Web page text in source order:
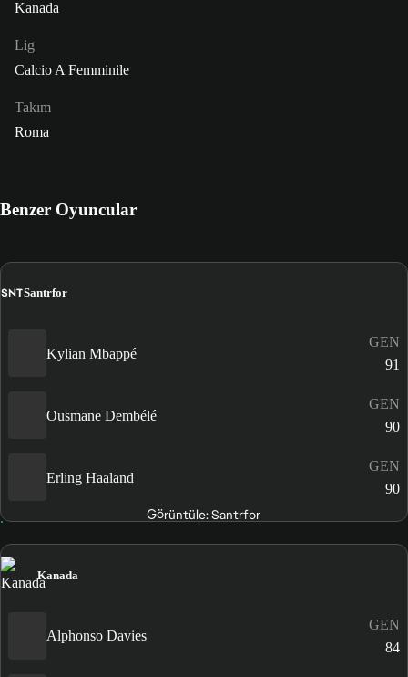
Kanada
Lig
Calcio A Femminile
Takım
Roma
Benzer Oyuncular
SNTSantrfor
Kylian Mbappé
GEN
91
Ousmane Dembélé
GEN
90
Erling Haaland
GEN
90
Görüntüle: Santrfor
Kanada
Alphonso Davies
GEN
84